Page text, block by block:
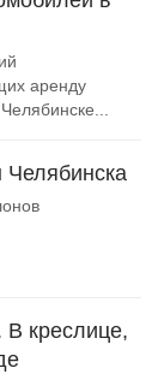
аренду
В креслице,